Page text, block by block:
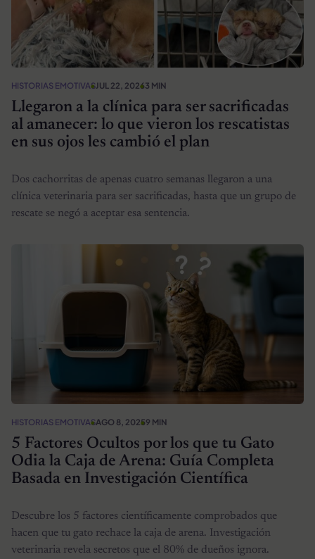
HISTORIAS EMOTIVASJUL 22, 20263 MIN
Llegaron a la clínica para ser sacrificadas
al amanecer: lo que vieron los rescatistas
en sus ojos les cambió el plan
Dos cachorritas de apenas cuatro semanas llegaron a una
clínica veterinaria para ser sacrificadas, hasta que un grupo de
rescate se negó a aceptar esa sentencia.
HISTORIAS EMOTIVASAGO 8, 20259 MIN
5 Factores Ocultos por los que tu Gato
Odia la Caja de Arena: Guía Completa
Basada en Investigación Científica
Descubre los 5 factores científicamente comprobados que
hacen que tu gato rechace la caja de arena. Investigación
veterinaria revela secretos que el 80% de dueños ignora.